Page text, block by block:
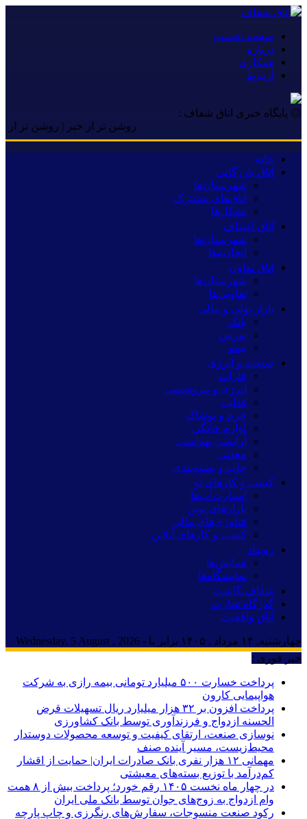
صفحه نخست
درباره
همکاری
ارتباط
۞ پایگاه خبری اتاق شفاف :
روشن تر از خبر | روشن تر از خبر
خانه
اتاق بازرگانی
شهرستان‌ها
اتاق‌های مشترک
تشکل‌ها
اتاق اصناف
شهرستان‌ها
اتحادیه‌ها
اتاق تعاون
شهرستان‌ها
تعاونی‌ها
بازار پولی و مالی
بانک
بورس
بیمه
صنعت و انرژی
فلزات
انرژی و پتروشیمی
غذایی
چرم و پوشاک
لوازم خانگی
آرایشی بهداشتی
معدنی
چاپ و بسته‌بندی
کسب و کارهای نو
استارت‌آپ‌ها
بازارهای نوین
فناوری‌های مالی
کسب و کارهای آنلاین
رویداد
همایش‌ها
نمایشگاه‌ها
شفاف‌نگاشت
گذرگاه تجارت
اتاق واقعیت
چهارشنبه, ۱۴ مرداد , ۱۴۰۵ برابر با - Wednesday, 5 August , 2026
خبر فوری :
پرداخت خسارت ۵۰۰ میلیارد تومانی بیمه رازی به شرکت
هواپیمایی کارون
پرداخت افزون بر ۳۲ هزار میلیارد ریال تسهیلات قرض
الحسنه ازدواج و فرزندآوری توسط بانک کشاورزی
نوسازی صنعت، ارتقای کیفیت و توسعه محصولات دوستدار
محیط‌زیست، مسیر آینده صنف
مهمانی ۱۲ هزار نفری بانک صادرات ایران| حمایت از اقشار
کم‌درآمد با توزیع بسته‌های معیشتی
در چهار ماه نخست ۱۴۰۵ رقم خورد؛ پرداخت بیش از ۸ همت
وام ازدواج به زوج‌های جوان توسط بانک ملی ایران
رکود صنعت منسوجات، سفارش‌های رنگرزی و چاپ پارچه